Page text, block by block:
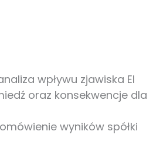
wpływu zjawiska El
oraz konsekwencje dla
wyników spółki